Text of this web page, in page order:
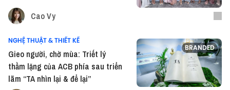
Cao Vy
BRANDED
NGHỆ THUẬT & THIẾT KẾ
Gieo người, chờ mùa: Triết lý
thầm lặng của ACB phía sau triển
lãm “TA nhìn lại & để lại”